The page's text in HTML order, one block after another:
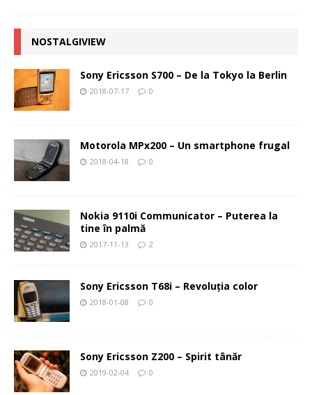
NOSTALGIVIEW
Sony Ericsson S700 – De la Tokyo la Berlin
2018-07-17 0
Motorola MPx200 – Un smartphone frugal
2018-04-18 0
Nokia 9110i Communicator – Puterea la
tine în palmă
2017-11-13 2
Sony Ericsson T68i – Revoluţia color
2018-01-08 0
Sony Ericsson Z200 – Spirit tânăr
2019-02-04 0